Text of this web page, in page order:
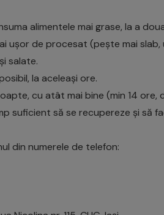
alimentele mai grase, la a
ușor de procesat (pește mai slab,
salate.
la aceleași ore.
cu atât mai bine (min 14
suficient să se recupereze și să
din numerele de telefon: